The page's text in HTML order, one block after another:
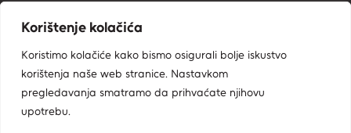
Kontakt informacije
Zavod za zaštitu okoliša i prirode
Radnička cesta 80, 10000 Zagreb
bioportal@mzozt.hr
01/5502-900
Korištenje kolačića
Koristimo kolačiće kako bismo osigurali bolje iskustvo
korištenja naše web stranice. Nastavkom
pregledavanja smatramo da prihvaćate njihovu
upotrebu.